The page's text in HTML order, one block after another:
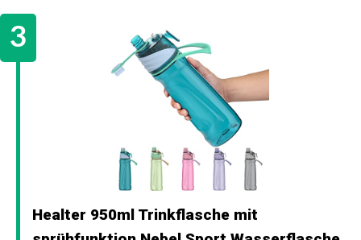
Healter 950ml Trinkflasche mit